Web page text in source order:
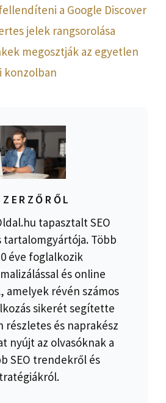
a Google Discover
jelek rangsorolása
megosztják az egyetlen
konzolban
tapasztalt SEO
tartalomgyártója. Több
éve foglalkozik
és online
amelyek révén számos
sikerét segítette
részletes és naprakész
nyújt az olvasóknak a
SEO trendekről és